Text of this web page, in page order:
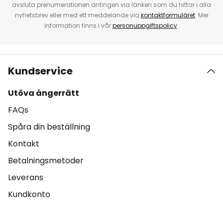
avsluta prenumerationen antingen via länken som du hittar i alla
nyhetsbrev eller med ett meddelande via kontaktformuläret. Mer
information finns i vårpersonuppgiftspolicy.
Kundservice
Utöva ångerrätt
FAQs
Spåra din beställning
Kontakt
Betalningsmetoder
Leverans
Kundkonto